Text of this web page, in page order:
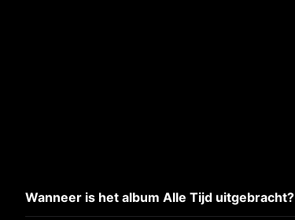
Wanneer is het album Alle Tijd uitgebracht?